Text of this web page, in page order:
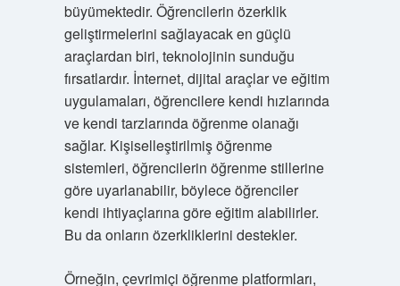
büyümektedir. Öğrencilerin özerklik
geliştirmelerini sağlayacak en güçlü
araçlardan biri, teknolojinin sunduğu
fırsatlardır. İnternet, dijital araçlar ve eğitim
uygulamaları, öğrencilere kendi hızlarında
ve kendi tarzlarında öğrenme olanağı
sağlar. Kişiselleştirilmiş öğrenme
sistemleri, öğrencilerin öğrenme stillerine
göre uyarlanabilir, böylece öğrenciler
kendi ihtiyaçlarına göre eğitim alabilirler.
Bu da onların özerkliklerini destekler.
Örneğin, çevrimiçi öğrenme platformları,